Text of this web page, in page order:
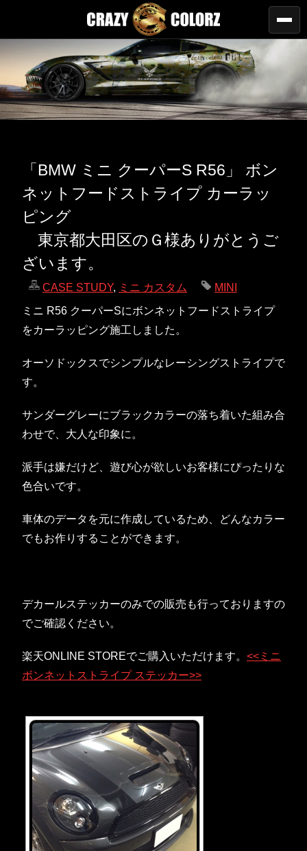
「BMW ミニ クーパーS R56」 ボン
ネットフードストライプ カーラッ
ピング
東京都大田区のＧ様ありがとうご
ざいます。
CASE STUDY, ミニ カスタム
MINI
ミニ R56 クーパーSにボンネットフードストライプ
をカーラッピング施工しました。
オーソドックスでシンプルなレーシングストライプで
す。
サンダーグレーにブラックカラーの落ち着いた組み合
わせで、大人な印象に。
派手は嫌だけど、遊び心が欲しいお客様にぴったりな
色合いです。
車体のデータを元に作成しているため、どんなカラー
でもお作りすることができます。
デカールステッカーのみでの販売も行っておりますの
でご確認ください。
楽天ONLINE STOREでご購入いただけます。 <<ミニ
ボンネットストライプ ステッカー>>